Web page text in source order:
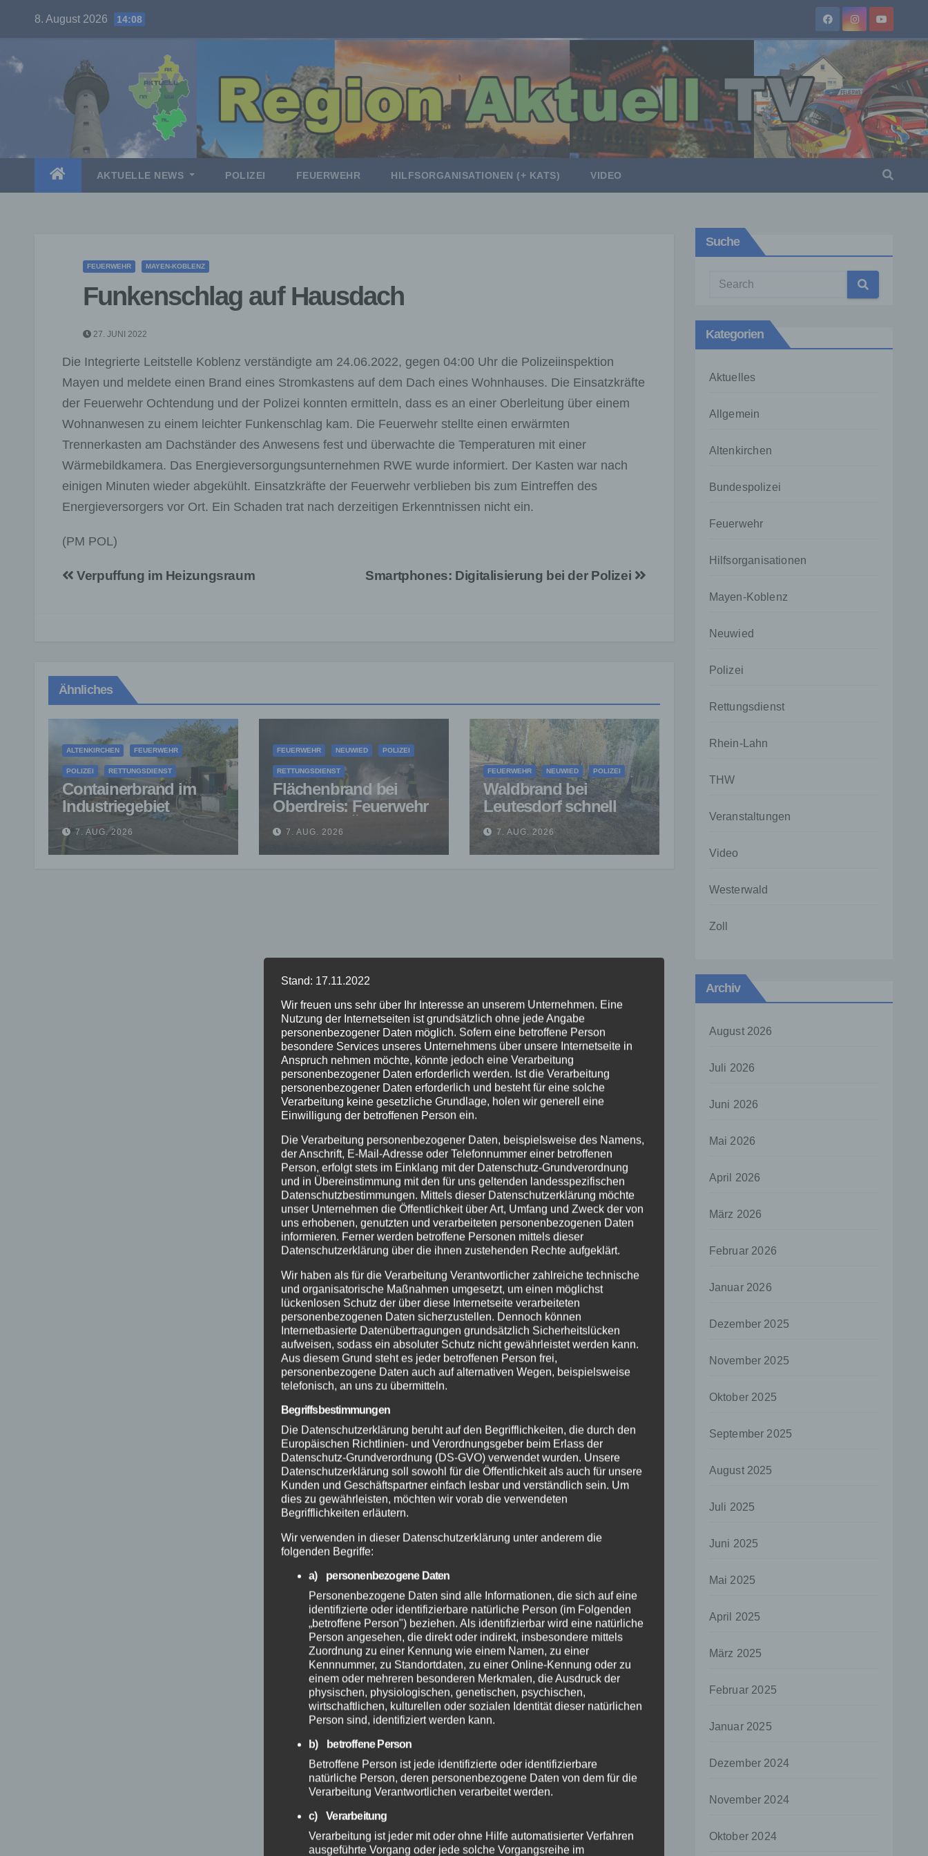
8. August 2026 14:08
AKTUELLE NEWS POLIZEI FEUERWEHR HILFSORGANISATIONEN (+ KATS) VIDEO
FEUERWEHR MAYEN-KOBLENZ
Funkenschlag auf Hausdach
27. JUNI 2022
Die Integrierte Leitstelle Koblenz verständigte am 24.06.2022, gegen 04:00 Uhr die Polizeiinspektion
Mayen und meldete einen Brand eines Stromkastens auf dem Dach eines Wohnhauses. Die Einsatzkräfte
der Feuerwehr Ochtendung und der Polizei konnten ermitteln, dass es an einer Oberleitung über einem
Wohnanwesen zu einem leichter Funkenschlag kam. Die Feuerwehr stellte einen erwärmten
Trennerkasten am Dachständer des Anwesens fest und überwachte die Temperaturen mit einer
Wärmebildkamera. Das Energieversorgungsunternehmen RWE wurde informiert. Der Kasten war nach
einigen Minuten wieder abgekühlt. Einsatzkräfte der Feuerwehr verblieben bis zum Eintreffen des
Energieversorgers vor Ort. Ein Schaden trat nach derzeitigen Erkenntnissen nicht ein.
(PM POL)
Beitragsnavigation Smartphones: Digitalisierung bei der Polizei
Verpuffung im Heizungsraum
Ähnliches
ALTENKIRCHEN FEUERWEHR
POLIZEI RETTUNGSDIENST
Containerbrand im
Industriegebiet
Horhausen:
Feuerwehr verhindert
weitere Ausbreitung
7. AUG. 2026
FEUERWEHR NEUWIED POLIZEI
RETTUNGSDIENST
Flächenbrand bei
Oberdreis: Feuerwehr
verhindert Übergreifen
auf Waldgebiet
7. AUG. 2026
FEUERWEHR NEUWIED POLIZEI
Waldbrand bei
Leutesdorf schnell
gelöscht – Feuerwehr
warnt vor erhöhter
Brandgefahr
7. AUG. 2026
Suche
Kategorien
Aktuelles
Allgemein
Altenkirchen
Bundespolizei
Feuerwehr
Hilfsorganisationen
Mayen-Koblenz
Neuwied
Polizei
Rettungsdienst
Rhein-Lahn
THW
Veranstaltungen
Video
Westerwald
Zoll
Archiv
August 2026
Juli 2026
Juni 2026
Mai 2026
April 2026
März 2026
Februar 2026
Januar 2026
Dezember 2025
November 2025
Oktober 2025
September 2025
August 2025
Juli 2025
Juni 2025
Mai 2025
April 2025
März 2025
Februar 2025
Januar 2025
Dezember 2024
November 2024
Oktober 2024
Stand: 17.11.2022
Wir freuen uns sehr über Ihr Interesse an unserem Unternehmen. Eine
Nutzung der Internetseiten ist grundsätzlich ohne jede Angabe
personenbezogener Daten möglich. Sofern eine betroffene Person
besondere Services unseres Unternehmens über unsere Internetseite in
Anspruch nehmen möchte, könnte jedoch eine Verarbeitung
personenbezogener Daten erforderlich werden. Ist die Verarbeitung
personenbezogener Daten erforderlich und besteht für eine solche
Verarbeitung keine gesetzliche Grundlage, holen wir generell eine
Einwilligung der betroffenen Person ein.
Die Verarbeitung personenbezogener Daten, beispielsweise des Namens,
der Anschrift, E-Mail-Adresse oder Telefonnummer einer betroffenen
Person, erfolgt stets im Einklang mit der Datenschutz-Grundverordnung
und in Übereinstimmung mit den für uns geltenden landesspezifischen
Datenschutzbestimmungen. Mittels dieser Datenschutzerklärung möchte
unser Unternehmen die Öffentlichkeit über Art, Umfang und Zweck der von
uns erhobenen, genutzten und verarbeiteten personenbezogenen Daten
informieren. Ferner werden betroffene Personen mittels dieser
Datenschutzerklärung über die ihnen zustehenden Rechte aufgeklärt.
Wir haben als für die Verarbeitung Verantwortlicher zahlreiche technische
und organisatorische Maßnahmen umgesetzt, um einen möglichst
lückenlosen Schutz der über diese Internetseite verarbeiteten
personenbezogenen Daten sicherzustellen. Dennoch können
Internetbasierte Datenübertragungen grundsätzlich Sicherheitslücken
aufweisen, sodass ein absoluter Schutz nicht gewährleistet werden kann.
Aus diesem Grund steht es jeder betroffenen Person frei,
personenbezogene Daten auch auf alternativen Wegen, beispielsweise
telefonisch, an uns zu übermitteln.
Begriffsbestimmungen
Die Datenschutzerklärung beruht auf den Begrifflichkeiten, die durch den
Europäischen Richtlinien- und Verordnungsgeber beim Erlass der
Datenschutz-Grundverordnung (DS-GVO) verwendet wurden. Unsere
Datenschutzerklärung soll sowohl für die Öffentlichkeit als auch für unsere
Kunden und Geschäftspartner einfach lesbar und verständlich sein. Um
dies zu gewährleisten, möchten wir vorab die verwendeten
Begrifflichkeiten erläutern.
Wir verwenden in dieser Datenschutzerklärung unter anderem die
folgenden Begriffe:
a) personenbezogene Daten
Personenbezogene Daten sind alle Informationen, die sich auf eine
identifizierte oder identifizierbare natürliche Person (im Folgenden
„betroffene Person") beziehen. Als identifizierbar wird eine natürliche
Person angesehen, die direkt oder indirekt, insbesondere mittels
Zuordnung zu einer Kennung wie einem Namen, zu einer
Kennnummer, zu Standortdaten, zu einer Online-Kennung oder zu
einem oder mehreren besonderen Merkmalen, die Ausdruck der
physischen, physiologischen, genetischen, psychischen,
wirtschaftlichen, kulturellen oder sozialen Identität dieser natürlichen
Person sind, identifiziert werden kann.
b) betroffene Person
Betroffene Person ist jede identifizierte oder identifizierbare
natürliche Person, deren personenbezogene Daten von dem für die
Verarbeitung Verantwortlichen verarbeitet werden.
c) Verarbeitung
Verarbeitung ist jeder mit oder ohne Hilfe automatisierter Verfahren
ausgeführte Vorgang oder jede solche Vorgangsreihe im